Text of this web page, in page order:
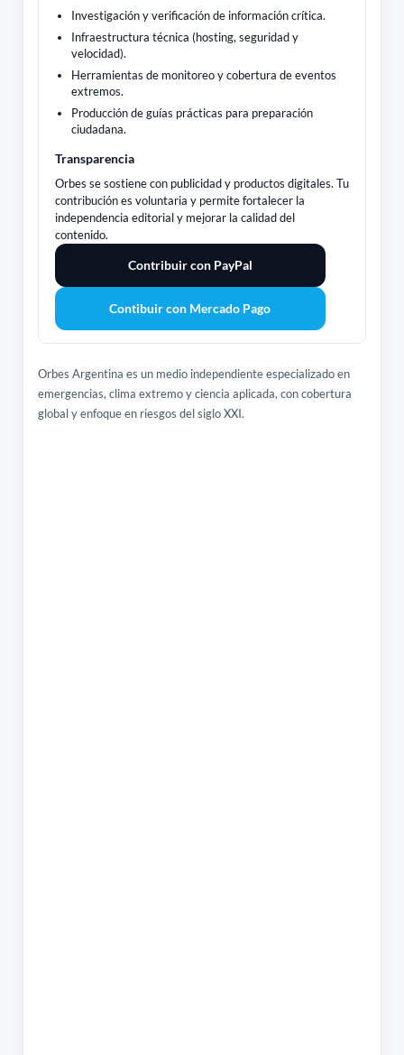
Investigación y verificación de información crítica.
Infraestructura técnica (hosting, seguridad y
velocidad).
Herramientas de monitoreo y cobertura de eventos
extremos.
Producción de guías prácticas para preparación
ciudadana.
Transparencia
Orbes se sostiene con publicidad y productos digitales. Tu
contribución es voluntaria y permite fortalecer la
independencia editorial y mejorar la calidad del
contenido.
Contribuir con PayPal
Contibuir con Mercado Pago
Orbes Argentina es un medio independiente especializado en
emergencias, clima extremo y ciencia aplicada, con cobertura
global y enfoque en riesgos del siglo XXI.